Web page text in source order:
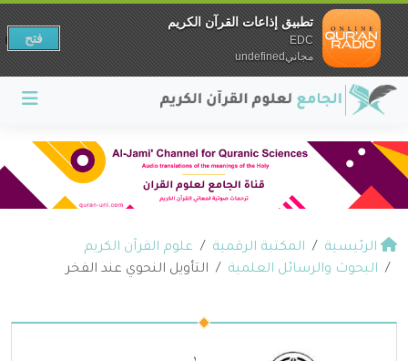
الرئيسية المكتبة الرقمية
علوم القرآن الكريم
البحوث والرسائل العلمية
التأويل النحوي عند الفخر
تطبيق إذاعات القرآن الكريم
EDC
مجانيundefined
فتح